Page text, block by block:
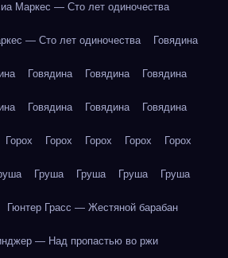
Маркес — Сто лет одиночества
— Сто лет одиночества Говядина
Говядина Говядина Говядина
Говядина Говядина Говядина
Горох Горох Горох Горох Горох
Груша Груша Груша Груша
Гюнтер Грасс — Жестяной барабан
— Над пропастью во ржи